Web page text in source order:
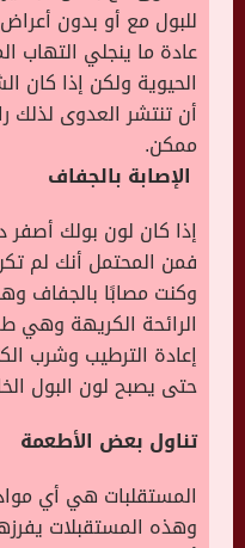
للبول مع أو بدون
عادة ما ينجلي التهاب
الحيوية ولكن إذا كان
أن تنتشر العدوى
ممكن.
الإصابة بالجفاف
إذا كان لون بولك
فمن المحتمل أنك لم
وكنت مصابًا بالجفاف
الرائحة الكريهة وهي
إعادة الترطيب وشرب
حتى يصبح لون البول
تناول بعض الأطعمة
المستقلبات هي أي
وهذه المستقبلات